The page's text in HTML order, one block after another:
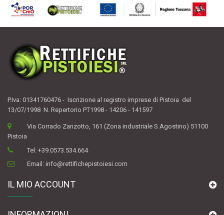
P.Iva: 01341760476 - Iscrizione al registro imprese di Pistoia del
13/07/1998 N. Repertorio PT1998 - 14206 - 141597
Via Corrado Zanzotto, 161 (Zona industriale S.Agostino) 51100
Pistoia
Tel:+39.0573.534.664
Email:info@rettifichepistoiesi.com
IL MIO ACCOUNT